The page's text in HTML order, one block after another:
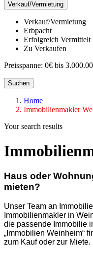
Verkauf/Vermietung
Verkauf/Vermietung
Erbpacht
Erfolgreich Vermittelt
Zu Verkaufen
Preisspanne: 0€ bis
Suchen
Home
Immobilienmakler
Your search results
Haus oder
mieten?
Unser Team an
Immobilienmakler in
die passende Immobilie
„Immobilien Weinheim“
zum Kauf oder zur Miete.